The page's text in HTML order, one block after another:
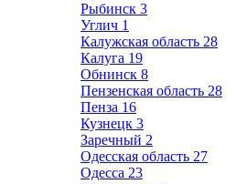
Рыбинск 3
Углич 1
Калужская область 28
Калуга 19
Обнинск 8
Пензенская область 28
Пенза 16
Кузнецк 3
Заречный 2
Одесская область 27
Одесса 23